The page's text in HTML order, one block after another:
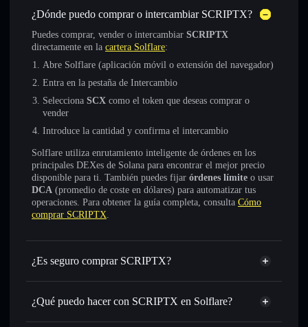
¿Dónde puedo comprar o intercambiar SCRIPTX?
Puedes comprar, vender o intercambiar SCRIPTX
directamente en la cartera Solflare:
Abre Solflare (aplicación móvil o extensión del navegador)
Entra en la pestaña de Intercambio
Selecciona SCX como el token que deseas comprar o
vender
Introduce la cantidad y confirma el intercambio
Solflare utiliza enrutamiento inteligente de órdenes en los
principales DEXes de Solana para encontrar el mejor precio
disponible para ti. También puedes fijar órdenes límite o usar
DCA (promedio de coste en dólares) para automatizar tus
operaciones. Para obtener la guía completa, consulta Cómo
comprar SCRIPTX.
¿Es seguro comprar SCRIPTX?
SCRIPTX no está verificado
¿Qué puedo hacer con SCRIPTX en Solflare?
SCRIPTX
cartera de Solflare